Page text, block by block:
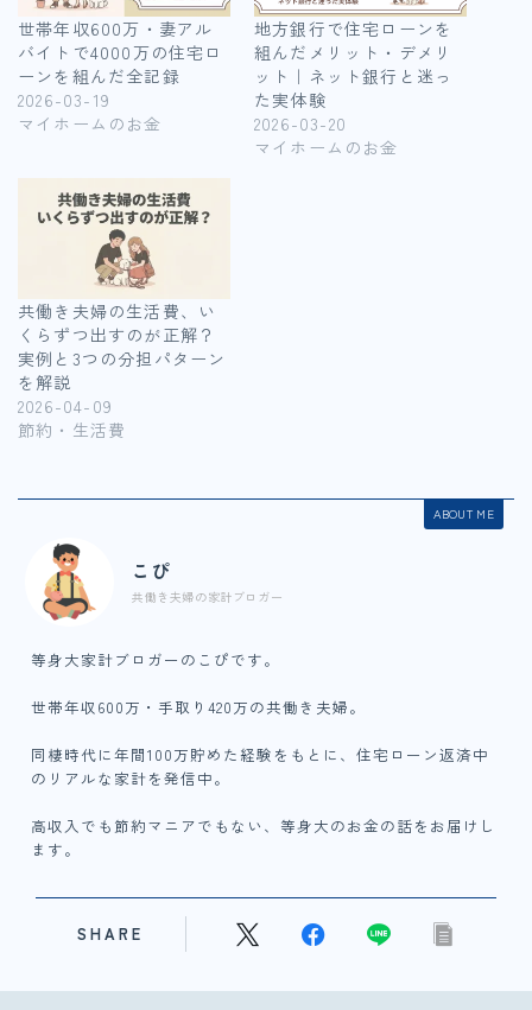
世帯年収600万・妻アル
バイトで4000万の住宅ロ
ーンを組んだ全記録
2026-03-19
マイホームのお金
地方銀行で住宅ローンを
組んだメリット・デメリ
ット｜ネット銀行と迷っ
た実体験
2026-03-20
マイホームのお金
共働き夫婦の生活費、い
くらずつ出すのが正解？
実例と3つの分担パターン
を解説
2026-04-09
節約・生活費
ABOUT ME
こぴ
共働き夫婦の家計ブロガー
等身大家計ブロガーのこぴです。
世帯年収600万・手取り420万の共働き夫婦。
同棲時代に年間100万貯めた経験をもとに、住宅ローン返済中
のリアルな家計を発信中。
高収入でも節約マニアでもない、等身大のお金の話をお届けし
ます。
SHARE